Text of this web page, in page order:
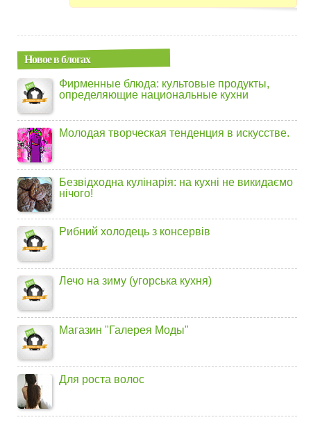
Новое в блогах
Фирменные блюда: культовые продукты,
определяющие национальные кухни
Молодая творческая тенденция в искусстве.
Безвідходна кулінарія: на кухні не викидаємо
нічого!
Рибний холодець з консервів
Лечо на зиму (угорська кухня)
Магазин "Галерея Моды"
Для роста волос